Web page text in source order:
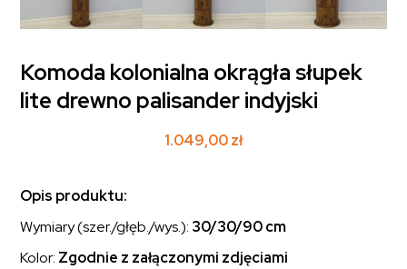
Komoda kolonialna okrągła słupek
lite drewno palisander indyjski
1.049,00zł
Opis produktu:
Wymiary (szer./głęb./wys.): 30/30/90 cm
Kolor: Zgodnie z załączonymi zdjęciami